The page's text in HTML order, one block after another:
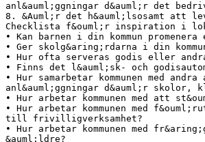
anl&auml;ggningar d&auml;r det
8. &Auml;r det h&auml;lsosamt att
Checklista f&ouml;r inspiration i
• Kan barnen i din kommun
• Ger skolg&aring;rdarna i din
• Hur ofta serveras godis eller
• Finns det l&auml;sk- och
• Hur samarbetar kommunen med
anl&auml;ggningar d&auml;r
• Hur arbetar kommunen med att
• Hur arbetar kommunen med
till frivilligverksamhet?
• Hur arbetar kommunen med
&auml;ldre?